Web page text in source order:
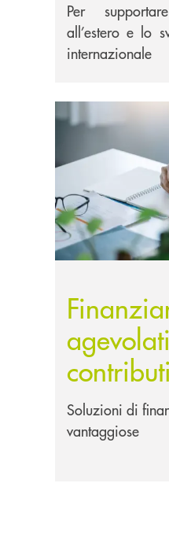
Per
all’estero e lo
internazionale
Scopri di più
Soluzioni di
vantaggiose